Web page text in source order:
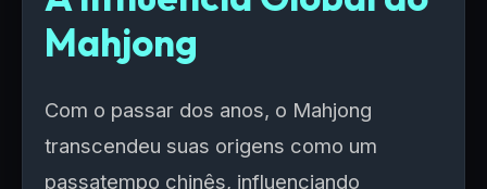
Mahjong
Com o passar dos anos, o Mahjong
transcendeu suas origens como um
passatempo chinês, influenciando